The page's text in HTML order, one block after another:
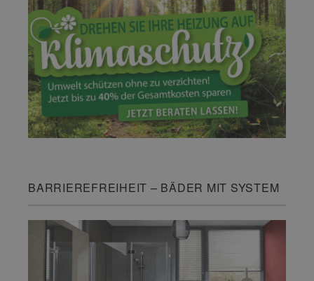
BARRIEREFREIHEIT – BÄDER MIT SYSTEM